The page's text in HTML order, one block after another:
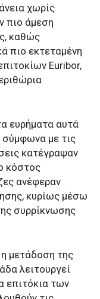
χωρίς
πιο άμεση
καθώς
πιο εκτεταμένη
Euribor,
ευρήματα αυτά
σύμφωνα με τις
κατέγραψαν
κόστος
ανέφεραν
κυρίως μέσω
συρρίκνωσης
η μετάδοση της
λειτουργεί
επιτόκια των